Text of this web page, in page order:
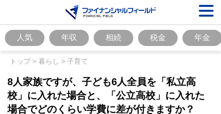
人気 年収 相続 税金 年金
トップ> 暮らし > 子育て
8人家族ですが、子ども6人全員を「私立高
校」に入れた場合と、「公立高校」に入れた
場合でどのくらい学費に差が付きますか？